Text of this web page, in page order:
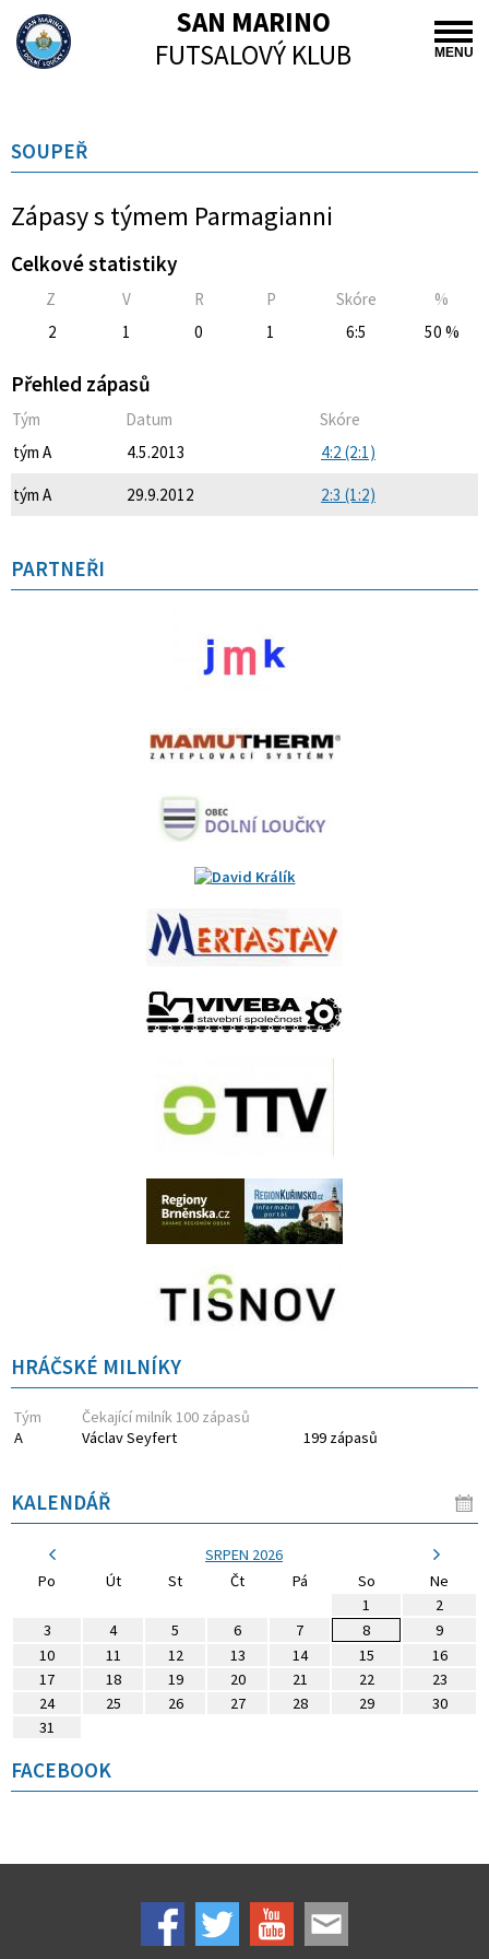
MENU
SAN MARINO
FUTSALOVÝ KLUB
SOUPEŘ
Zápasy s týmem Parmagianni
Celkové statistiky
Z V R P Skóre
%
2
1 0 1 6:5 50 %
Přehled zápasů
Tým Datum
Skóre
tým A
4.5.2013 4:2 (2:1)
tým A 29.9.2012 2:3 (1:2)
PARTNEŘI
HRÁČSKÉ MILNÍKY
Tým
Čekající milník 100 zápasů
A
Václav Seyfert 199 zápasů
KALENDÁŘ
SRPEN 2026
Po
Út St Čt Pá So
Ne
1
2
3
4 5 6 7 8
9
10
11 12 13 14 15
16
17
18 19 20 21 22
23
24
25 26 27 28 29
30
31
FACEBOOK